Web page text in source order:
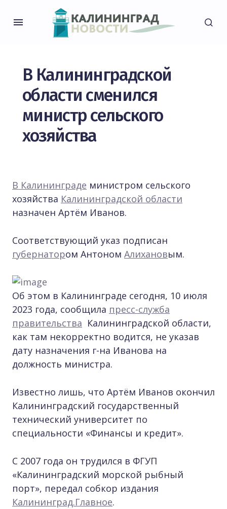
В Калининградской
области сменился
министр сельского
хозяйства
В Калининграде министром сельского
хозяйства Калининградской области
назначен Артём Иванов.
Соответствующий указ подписан
губернатором Антоном Алихановым.
Об этом в Калининграде сегодня, 10 июля
2023 года, сообщила пресс-служба
правительства Калининградской области,
как там некорректно водится, не указав
дату назначения г-на Иванова на
должность министра.
Известно лишь, что Артём Иванов окончил
Калининградский государственный
технический университет по
специальности «Финансы и кредит».
С 2007 года он трудился в ФГУП
«Калининградский морской рыбный
порт», передал собкор издания
Калининград.Главное.